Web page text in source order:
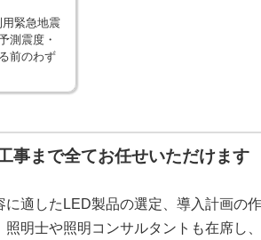
緊急地震
測震度・
前のわず
事まで全てお任せいただけます
適したLED製品の選定、導入計画の
明士や照明コンサルタントも在席し